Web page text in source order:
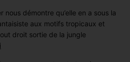
nous démontre qu’elle en a sous la
aux motifs tropicaux et
droit sortie de la jungle